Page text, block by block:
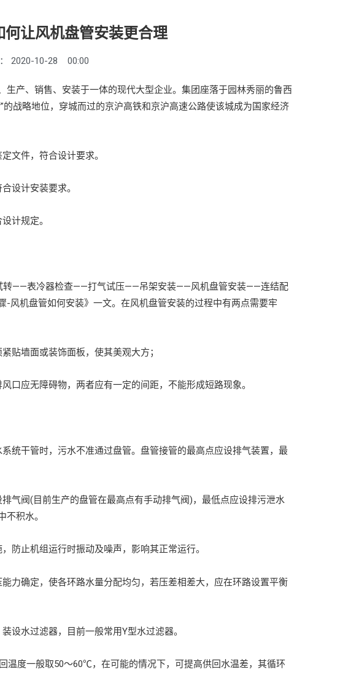
何让风机盘管安装更合理
2020-10-28 00:00
产、销售、安装于一体的现代大型企业。集团座落于园林秀丽的鲁西
战略地位，穿城而过的京沪高铁和京沪高速公路使该城成为国家经济
文件，符合设计要求。
设计安装要求。
计规定。
——表冷器检查——打气试压——吊架安装——风机盘管安装——连结配
风机盘管如何安装》一文。在风机盘管安装的过程中有两点需要牢
墙面或装饰面板，使其美观大方；
应无障碍物，两者应有一定的间距，不能形成短路现象。
干管时，污水不准通过盘管。盘管接管的最高点应设排气装置，最
阀(目前生产的盘管在最高点有手动排气阀)，最低点应设排污泄水
积水。
止机组运行时振动及噪声，影响其正常运行。
确定，使各环路水量分配均匀，若压差相差大，应在环路设置平衡
水过滤器，目前一般常用Y型水过滤器。
度一般取50～60℃，在可能的情况下，可提高供回水温差，其循环